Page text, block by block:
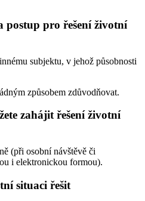
postup pro řešení životní
subjektu, v jehož působnosti
způsobem zdůvodňovat.
zahájit řešení životní
(při osobní návštěvě či
i elektronickou formou).
situaci řešit